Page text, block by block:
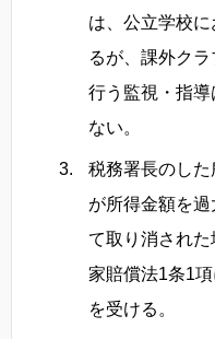
は、公立学校
るが、課外ク
行う監視・指
ない。
税務署長のし
が所得金額を
て取り消され
家賠償法1条1
を受ける。